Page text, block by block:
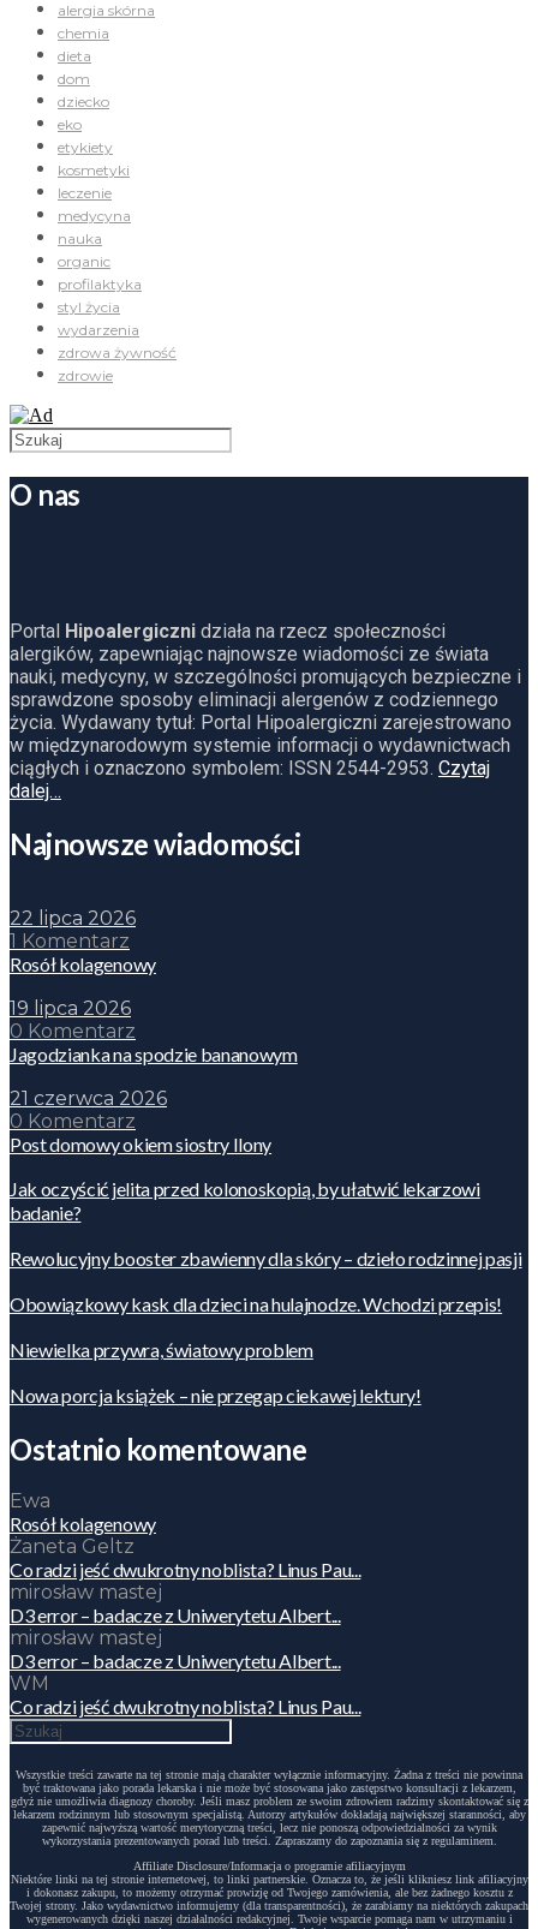
alergia skórna
chemia
dieta
dom
dziecko
eko
etykiety
kosmetyki
leczenie
medycyna
nauka
organic
profilaktyka
styl życia
wydarzenia
zdrowa żywność
zdrowie
O nas
Portal Hipoalergiczni działa na rzecz społeczności
alergików, zapewniając najnowsze wiadomości ze świata
nauki, medycyny, w szczególności promujących bezpieczne i
sprawdzone sposoby eliminacji alergenów z codziennego
życia. Wydawany tytuł: Portal Hipoalergiczni zarejestrowano
w międzynarodowym systemie informacji o wydawnictwach
ciągłych i oznaczono symbolem: ISSN 2544-2953. Czytaj
dalej…
Najnowsze wiadomości
22 lipca 2026
1 Komentarz
Rosół kolagenowy
19 lipca 2026
0 Komentarz
Jagodzianka na spodzie bananowym
21 czerwca 2026
0 Komentarz
Post domowy okiem siostry Ilony
Jak oczyścić jelita przed kolonoskopią, by ułatwić lekarzowi
badanie?
Rewolucyjny booster zbawienny dla skóry – dzieło rodzinnej pasji
Obowiązkowy kask dla dzieci na hulajnodze. Wchodzi przepis!
Niewielka przywra, światowy problem
Nowa porcja książek – nie przegap ciekawej lektury!
Ostatnio komentowane
Ewa
Rosół kolagenowy
Żaneta Geltz
Co radzi jeść dwukrotny noblista? Linus Pau...
mirosław mastej
D3 error – badacze z Uniwerytetu Albert...
mirosław mastej
D3 error – badacze z Uniwerytetu Albert...
WM
Co radzi jeść dwukrotny noblista? Linus Pau...
Wszystkie treści zawarte na tej stronie mają charakter wyłącznie informacyjny. Żadna z treści nie powinna
być traktowana jako porada lekarska i nie może być stosowana jako zastępstwo konsultacji z lekarzem,
gdyż nie umożliwia diagnozy choroby. Jeśli masz problem ze swoim zdrowiem radzimy skontaktować się z
lekarzem rodzinnym lub stosownym specjalistą. Autorzy artykułów dokładają największej staranności, aby
zapewnić najwyższą wartość merytoryczną treści, lecz nie ponoszą odpowiedzialności za wynik
wykorzystania prezentowanych porad lub treści. Zapraszamy do zapoznania się z regulaminem.
Affiliate Disclosure/Informacja o programie afiliacyjnym
Niektóre linki na tej stronie internetowej, to linki partnerskie. Oznacza to, że jeśli klikniesz link afiliacyjny
i dokonasz zakupu, to możemy otrzymać prowizję od Twojego zamówienia, ale bez żadnego kosztu z
Twojej strony. Jako wydawnictwo informujemy (dla transparentności), że zarabiamy na niektórych zakupach
wygenerowanych dzięki naszej działalności redakcyjnej. Twoje wsparcie pomaga nam w utrzymaniu i